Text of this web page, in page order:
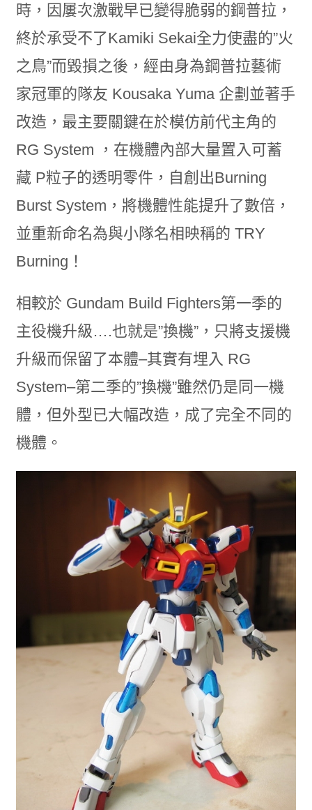
時，因屢次激戰早已變得脆弱的鋼普拉，
終於承受不了Kamiki Sekai全力使盡的”火
之鳥”而毀損之後，經由身為鋼普拉藝術
家冠軍的隊友 Kousaka Yuma 企劃並著手
改造，最主要關鍵在於模仿前代主角的
RG System ，在機體內部大量置入可蓄
藏 P粒子的透明零件，自創出Burning
Burst System，將機體性能提升了數倍，
並重新命名為與小隊名相映稱的 TRY
Burning！
相較於 Gundam Build Fighters第一季的
主役機升級….也就是”換機”，只將支援機
升級而保留了本體–其實有埋入 RG
System–第二季的”換機”雖然仍是同一機
體，但外型已大幅改造，成了完全不同的
機體。